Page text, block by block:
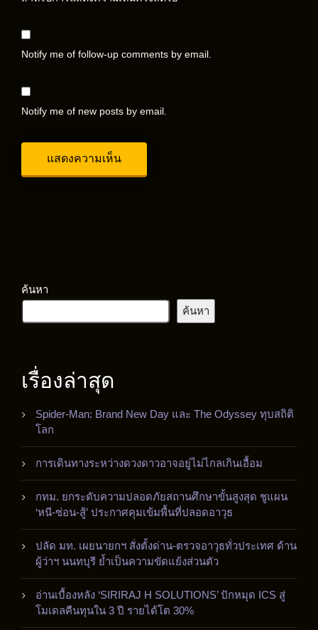
Notify me of follow-up comments by email.
Notify me of new posts by email.
ค้นหา
ค้นหา
เรื่องล่าสุด
Spider-Man: Brand New Day และ The Odyssey ทุบสถิติ
โลก
การเดินทางระหว่างดวงดาวอาจอยู่ไม่ไกลเกินเอื้อม
กทม. ยกระดับความปลอดภัยสถานศึกษาขั้นสูงสุด ชูแผน
‘หนี-ซ่อน-สู้’ ประกาศคุมเข้มพื้นที่ปลอดอาวุธ
ปลัด มท. เผยนายกฯ สั่งตั้งด่าน-ตรวจอาวุธทั่วประเทศ ด้าน
ผู้ว่าฯ นนทบุรี ย้ำเป็นความขัดแย้งส่วนตัว
อ่านเบื้องหลัง ‘SIRIRAJ H SOLUTIONS’ ปักหมุด ICS สู่
โมเดลคืนทุนใน 3 ปี รายได้โต 30%